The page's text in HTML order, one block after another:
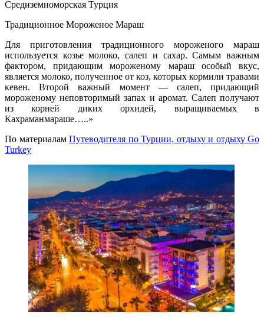
Средиземноморская Турция
Традиционное Мороженое Мараш
Для приготовления традиционного мороженого мараш
используется козье молоко, салеп и сахар. Самым важным
фактором, придающим мороженому мараш особый вкус,
является молоко, полученное от коз, которых кормили травами
кевен. Второй важный момент — салеп, придающий
мороженому неповторимый запах и аромат. Салеп получают
из корней диких орхидей, выращиваемых в
Кахраманмараше…..»
По материалам Путеводителя по Турции, отдыху и отдыху Go
Turkey